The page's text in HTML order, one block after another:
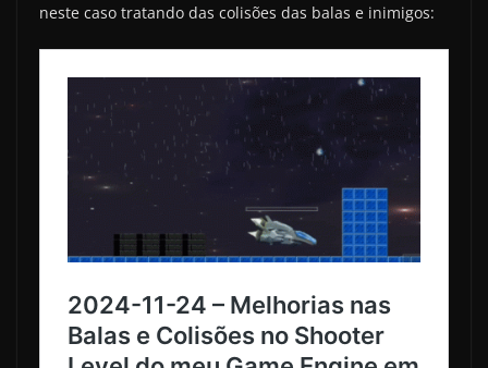
neste caso tratando das colisões das balas e inimigos: